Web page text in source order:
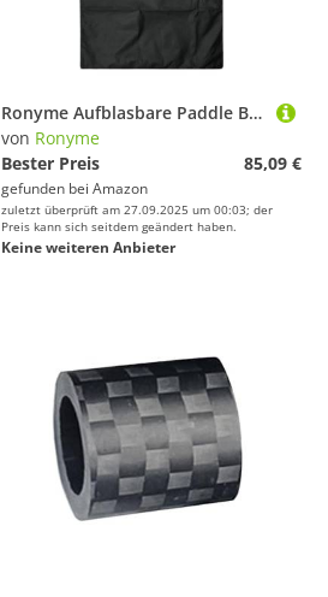
Ronyme Aufblasbare Paddle Board Aufbewahrungstasche Faltbarer Praktischer Schulterrucksack
von Ronyme
Bester Preis
85,09 €
gefunden bei Amazon
zuletzt überprüft am 27.09.2025 um 00:03; der
Preis kann sich seitdem geändert haben.
Keine weiteren Anbieter